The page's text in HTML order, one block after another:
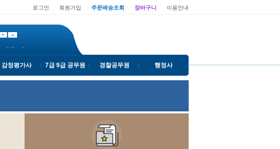
로그인 회원가입 주문배송조회 장바구니 이용안내
사법고시
사법고시
감정평가사 7급 9급 공무원 경찰공무원 행정사